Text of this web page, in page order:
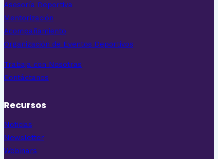
Asesoría Deportiva
Mentorización
Acompañamiento
Organización de Eventos Deportivos
Trabaja con Nosotras
Contáctanos
Recursos
Noticias
Newsletter
Webinars